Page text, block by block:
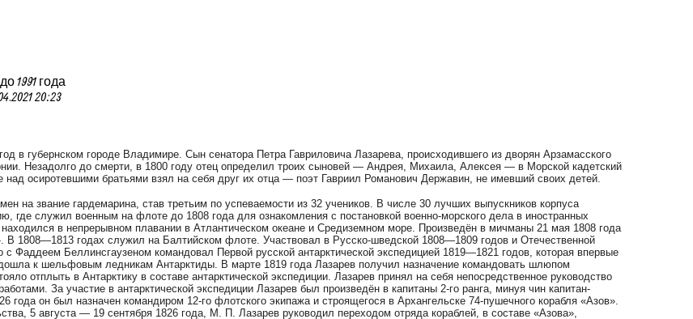
1991 года
20:23
в губернском городе Владимире. Сын сенатора Петра Гавриловича Лазарева, происходившего из дворян Арзамасского
Незадолго до смерти, в 1800 году отец определил троих сыновей — Андрея, Михаила, Алексея — в Морской кадетский
над осиротевшими братьями взял на себя друг их отца — поэт Гавриил Романович Державин, не имевший своих детей.
на звание гардемарина, став третьим по успеваемости из 32 учеников. В числе 30 лучших выпускников корпуса
где служил военным на флоте до 1808 года для ознакомления с постановкой военно-морского дела в иностранных
находился в непрерывном плавании в Атлантическом океане и Средиземном море. Произведён в мичманы 21 мая 1808 года
В 1808—1813 годах служил на Балтийском флоте. Участвовал в Русско-шведской 1808—1809 годов и Отечественной
с Фаддеем Беллинсгаузеном командовал Первой русской антарктической экспедицией 1819—1821 годов, которая впервые
к шельфовым ледникам Антарктиды. В марте 1819 года Лазарев получил назначение командовать шлюпом
отплыть в Антарктику в составе антарктической экспедиции. Лазарев принял на себя непосредственное руководство
За участие в антарктической экспедиции Лазарев был произведён в капитаны 2-го ранга, минуя чин капитан-
года он был назначен командиром 12-го флотского экипажа и строящегося в Архангельске 74-пушечного корабля «Азов».
5 августа — 19 сентября 1826 года, М. П. Лазарев руководил переходом отряда кораблей, в составе «Азова»,